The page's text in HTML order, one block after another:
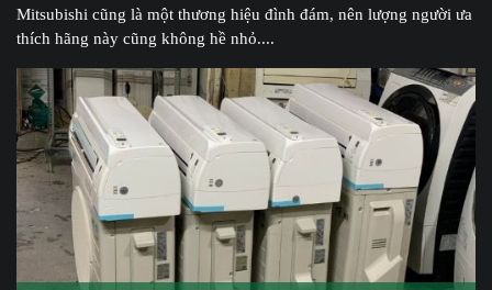
Mitsubishi cũng là một thương hiệu đình đám, nên lượng người ưa
thích hãng này cũng không hề nhỏ....